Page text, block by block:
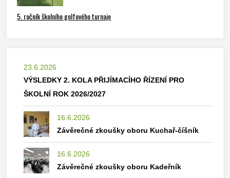
5. ročník školního golfového turnaje
23.6.2026
VÝSLEDKY 2. KOLA PŘIJÍMACÍHO ŘÍZENÍ PRO
ŠKOLNÍ ROK 2026/2027
16.6.2026
Závěrečné zkoušky oboru Kuchař-číšník
16.6.2026
Závěrečné zkoušky oboru Kadeřník